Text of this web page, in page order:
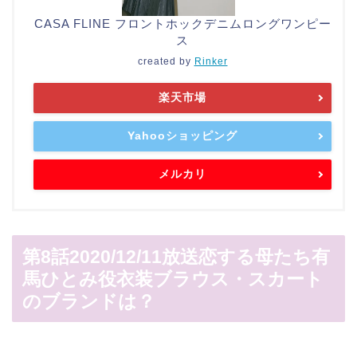
CASA FLINE フロントホックデニムロングワンピー
ス
created by Rinker
楽天市場
Yahooショッピング
メルカリ
第8話2020/12/11放送恋する母たち有
馬ひとみ役衣装ブラウス・スカート
のブランドは？